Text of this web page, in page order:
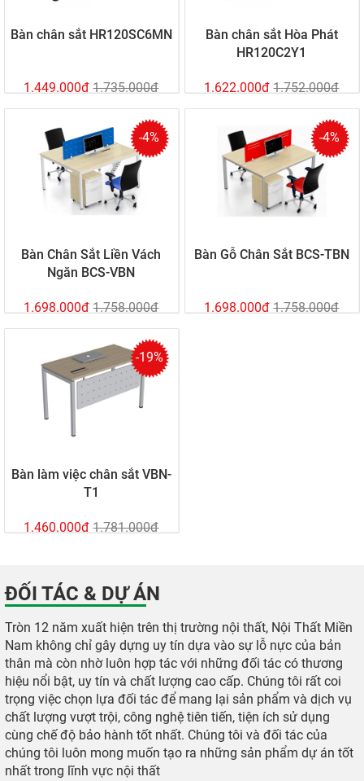
Bàn chân sắt HR120SC6MN
1.449.000đ 1.735.000đ
Bàn chân sắt Hòa Phát
HR120C2Y1
1.622.000đ 1.752.000đ
-4%
Bàn Chân Sắt Liền Vách
Ngăn BCS-VBN
1.698.000đ 1.758.000đ
-4%
Bàn Gỗ Chân Sắt BCS-TBN
1.698.000đ 1.758.000đ
-19%
Bàn làm việc chân sắt VBN-
T1
1.460.000đ 1.781.000đ
ĐỐI TÁC & DỰ ÁN
Tròn 12 năm xuất hiện trên thị trường nội thất, Nội Thất Miền
Nam không chỉ gây dựng uy tín dựa vào sự lỗ nực của bản
thân mà còn nhờ luôn hợp tác với những đối tác có thương
hiệu nổi bật, uy tín và chất lượng cao cấp. Chúng tôi rất coi
trọng việc chọn lựa đối tác để mang lại sản phẩm và dịch vụ
chất lượng vượt trội, công nghệ tiên tiến, tiện ích sử dụng
cùng chế độ bảo hành tốt nhất. Chúng tôi và đối tác của
chúng tôi luôn mong muốn tạo ra những sản phẩm dự án tốt
nhất trong lĩnh vực nội thất